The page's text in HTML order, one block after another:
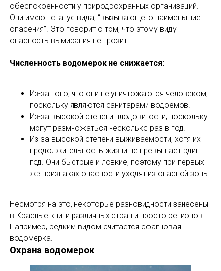
обеспокоенности у природоохранных организаций.
Они имеют статус вида, “вызывающего наименьшие
опасения”. Это говорит о том, что этому виду
опасность вымирания не грозит.
Численность водомерок не снижается:
Из-за того, что они не уничтожаются человеком,
поскольку являются санитарами водоемов.
Из-за высокой степени плодовитости, поскольку
могут размножаться несколько раз в год.
Из-за высокой степени выживаемости, хотя их
продолжительность жизни не превышает один
год. Они быстрые и ловкие, поэтому при первых
же признаках опасности уходят из опасной зоны.
Несмотря на это, некоторые разновидности занесены
в Красные книги различных стран и просто регионов.
Например, редким видом считается сфагновая
водомерка.
Охрана водомерок